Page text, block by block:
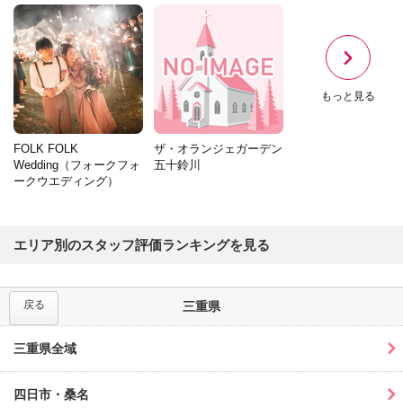
FOLK FOLK
Wedding（フォークフォ
ークウエディング）
ザ・オランジェガーデン
五十鈴川
もっと見る
エリア別のスタッフ評価ランキングを見る
三重県
戻る
三重県全域
四日市・桑名